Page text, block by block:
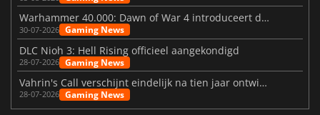
Warhammer 40.000: Dawn of War 4 introduceert de Necron-factie
30-07-2026 Gaming News
DLC Nioh 3: Hell Rising officieel aangekondigd
28-07-2026 Gaming News
Vahrin's Call verschijnt eindelijk na tien jaar ontwikkeling
28-07-2026 Gaming News